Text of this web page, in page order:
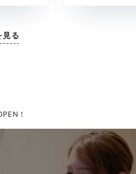
見る
！